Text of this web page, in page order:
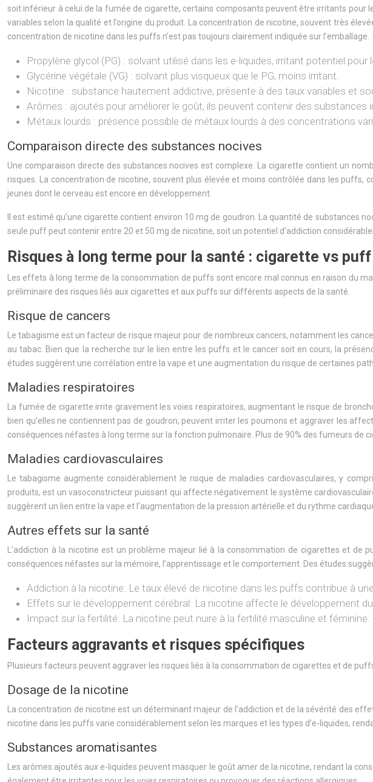
soit inférieur à celui de la fumée de cigarette, certains composants peuvent être irritants pour
variables selon la qualité et l’origine du produit. La concentration de nicotine, souvent très
concentration de nicotine dans les puffs n’est pas toujours clairement indiquée sur l’emballage.
Propylène glycol (PG) : solvant utilisé dans les e-liquides, irritant potentiel pour
Glycérine végétale (VG) : solvant plus visqueux que le PG, moins irritant.
Nicotine : substance hautement addictive, présente à des taux variables et
Arômes : ajoutés pour améliorer le goût, ils peuvent contenir des substances
Métaux lourds : présence possible de métaux lourds à des concentrations
Comparaison directe des substances nocives
Une comparaison directe des substances nocives est complexe. La cigarette contient un
risques. La concentration de nicotine, souvent plus élevée et moins contrôlée dans les
jeunes dont le cerveau est encore en développement.
Il est estimé qu’une cigarette contient environ 10 mg de goudron. La quantité de substances
seule puff peut contenir entre 20 et 50 mg de nicotine, soit un potentiel d’addiction
Risques à long terme pour la santé : cigarette vs puff
Les effets à long terme de la consommation de puffs sont encore mal connus en raison du
préliminaire des risques liés aux cigarettes et aux puffs sur différents aspects de la santé.
Risque de cancers
Le tabagisme est un facteur de risque majeur pour de nombreux cancers, notamment les
au tabac. Bien que la recherche sur le lien entre les puffs et le cancer soit en cours, la
études suggèrent une corrélation entre la vape et une augmentation du risque de certaines
Maladies respiratoires
La fumée de cigarette irrite gravement les voies respiratoires, augmentant le risque de
bien qu’elles ne contiennent pas de goudron, peuvent irriter les poumons et aggraver les
conséquences néfastes à long terme sur la fonction pulmonaire. Plus de 90% des fumeurs de
Maladies cardiovasculaires
Le tabagisme augmente considérablement le risque de maladies cardiovasculaires, y
produits, est un vasoconstricteur puissant qui affecte négativement le système
suggèrent un lien entre la vape et l’augmentation de la pression artérielle et du rythme
Autres effets sur la santé
L’addiction à la nicotine est un problème majeur lié à la consommation de cigarettes et
conséquences néfastes sur la mémoire, l’apprentissage et le comportement. Des études
Addiction à la nicotine: Le taux élevé de nicotine dans les puffs contribue à
Effets sur le développement cérébral: La nicotine affecte le développement
Impact sur la fertilité: La nicotine peut nuire à la fertilité masculine et féminine.
Facteurs aggravants et risques spécifiques
Plusieurs facteurs peuvent aggraver les risques liés à la consommation de cigarettes et de
Dosage de la nicotine
La concentration de nicotine est un déterminant majeur de l’addiction et de la sévérité des
nicotine dans les puffs varie considérablement selon les marques et les types d’e-liquides,
Substances aromatisantes
Les arômes ajoutés aux e-liquides peuvent masquer le goût amer de la nicotine, rendant la